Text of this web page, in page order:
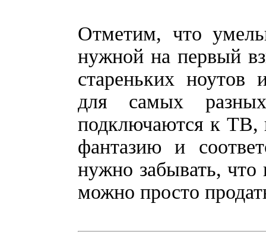
Отметим, что
нужной на первый
стареньких ноутов
для самых
подключаются к ТВ,
фантазию и
нужно забывать, что
можно просто